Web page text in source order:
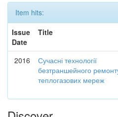
Item hits:
Issue
Date
Title
2016
Сучасні технології
безтраншейного
теплогазових мереж